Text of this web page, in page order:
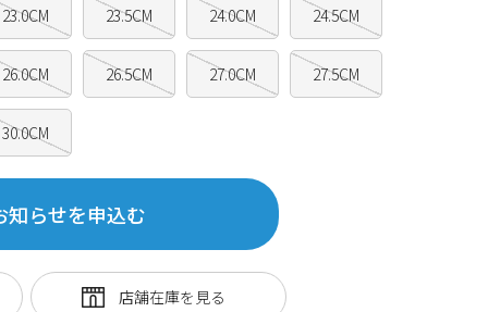
23.0CM 23.5CM 24.0CM 24.5CM
26.0CM 26.5CM 27.0CM 27.5CM
30.0CM
知らせを申込む